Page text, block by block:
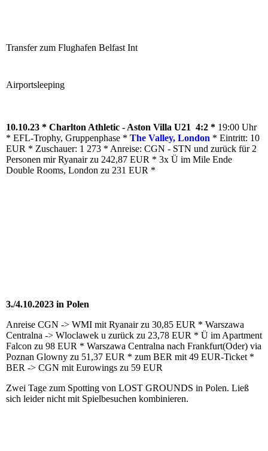
Transfer zum Flughafen Belfast Int
Airportsleeping
10.10.23 * Charlton Athletic - Aston Villa U21 4:2 * 19:00 Uhr
* EFL-Trophy, Gruppenphase * The Valley, London * Eintritt: 10
EUR * Zuschauer: 1 273 * Anreise: CGN - STN und zurück für 2
Personen mir Ryanair zu 242,87 EUR * 3x Ü im Mile Ende
Double Rooms, London zu 231 EUR *
3./4.10.2023 in Polen
Anreise CGN -> WMI mit Ryanair zu 30,85 EUR * Warszawa
Centralna -> Wloclawek u zurück zu 23,78 EUR * Ü im Apartment
Falcon zu 98 EUR * Warszawa Centralna nach Frankfurt(Oder) via
Poznan Glowny zu 51,37 EUR * zum BER mit 49 EUR-Ticket *
BER -> CGN mit Eurowings zu 59 EUR
Zwei Tage zum Spotting von LOST GROUNDS in Polen. Ließ
sich leider nicht mit Spielbesuchen kombinieren.